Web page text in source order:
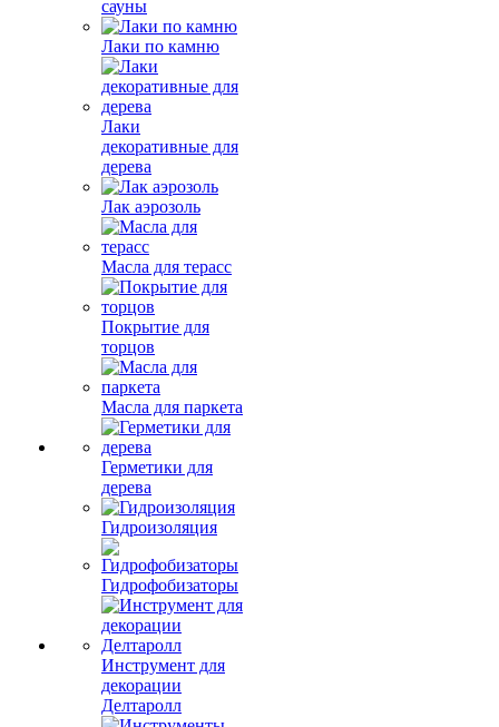
сауны
Лаки по камню
Лаки
декоративные для
дерева
Лак аэрозоль
Масла для терасс
Покрытие для
торцов
Масла для паркета
Герметики для
дерева
Гидроизоляция
Гидрофобизаторы
Инструмент для
декорации
Делтаролл